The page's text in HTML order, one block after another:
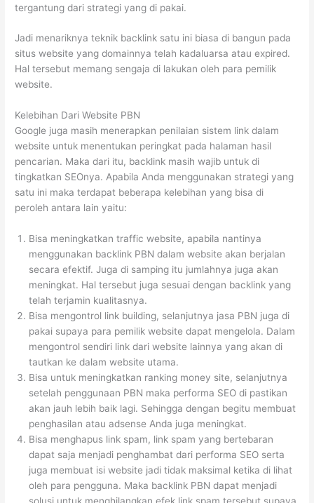
tergantung dari strategi yang di pakai.
Jadi menariknya teknik backlink satu ini biasa di bangun pada
situs website yang domainnya telah kadaluarsa atau expired.
Hal tersebut memang sengaja di lakukan oleh para pemilik
website.
Kelebihan Dari Website PBN
Google juga masih menerapkan penilaian sistem link dalam
website untuk menentukan peringkat pada halaman hasil
pencarian. Maka dari itu, backlink masih wajib untuk di
tingkatkan SEOnya. Apabila Anda menggunakan strategi yang
satu ini maka terdapat beberapa kelebihan yang bisa di
peroleh antara lain yaitu:
Bisa meningkatkan traffic website, apabila nantinya
menggunakan backlink PBN dalam website akan berjalan
secara efektif. Juga di samping itu jumlahnya juga akan
meningkat. Hal tersebut juga sesuai dengan backlink yang
telah terjamin kualitasnya.
Bisa mengontrol link building, selanjutnya jasa PBN juga di
pakai supaya para pemilik website dapat mengelola. Dalam
mengontrol sendiri link dari website lainnya yang akan di
tautkan ke dalam website utama.
Bisa untuk meningkatkan ranking money site, selanjutnya
setelah penggunaan PBN maka performa SEO di pastikan
akan jauh lebih baik lagi. Sehingga dengan begitu membuat
penghasilan atau adsense Anda juga meningkat.
Bisa menghapus link spam, link spam yang bertebaran
dapat saja menjadi penghambat dari performa SEO serta
juga membuat isi website jadi tidak maksimal ketika di lihat
oleh para pengguna. Maka backlink PBN dapat menjadi